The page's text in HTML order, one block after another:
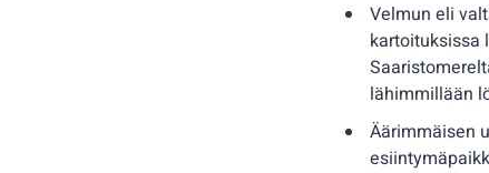
Velmun eli
kartoituksissa
lähimmillään
Äärimmäisen